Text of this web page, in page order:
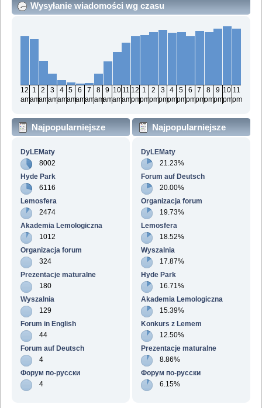
Wysyłanie wiadomości wg czasu
12
am
1
am
2
am
3
am
4
am
5
am
6
am
7
am
8
am
9
am
10
am
11
am
12
pm
1
pm
2
pm
3
pm
4
pm
5
pm
6
pm
7
pm
8
pm
9
pm
10
pm
11
pm
Najpopularniejsze
DyLEMaty
8002
Hyde Park
6116
Lemosfera
2474
Akademia Lemologiczna
1012
Organizacja forum
324
Prezentacje maturalne
180
Wyszalnia
129
Forum in English
44
Forum auf Deutsch
4
Форум по-русски
4
Najpopularniejsze
DyLEMaty
21.23%
Forum auf Deutsch
20.00%
Organizacja forum
19.73%
Lemosfera
18.52%
Wyszalnia
17.87%
Hyde Park
16.71%
Akademia Lemologiczna
15.39%
Konkurs z Lemem
12.50%
Prezentacje maturalne
8.86%
Форум по-русски
6.15%